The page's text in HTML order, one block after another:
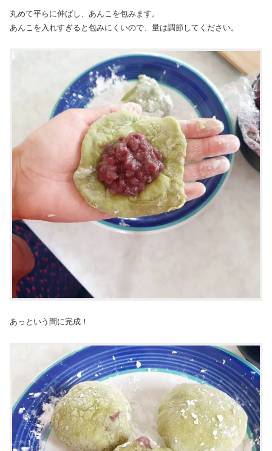
丸めて平らに伸ばし、あんこを包みます。
あんこを入れすぎると包みにくいので、量は調節してください。
あっという間に完成！